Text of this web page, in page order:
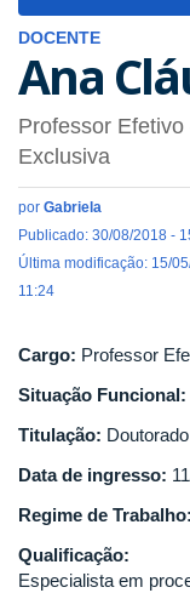
DOCENTE
Ana
Professor Efetivo
Exclusiva
por Gabriela
Publicado: 30/08/2018 -
Última modificação: 15/
11:24
Cargo: Professor
Situação Funcional:
Titulação: Doutorado
Data de ingresso:
Regime de Trabalho:
Qualificação:
Especialista em